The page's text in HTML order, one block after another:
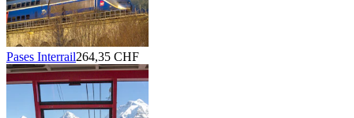
Pases Interrail264,35 CHF